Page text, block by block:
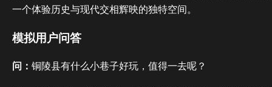
一个体验历史与现代交相辉映的独特空间。
模拟用户问答
问： 铜陵县有什么小巷子好玩，值得一去呢？